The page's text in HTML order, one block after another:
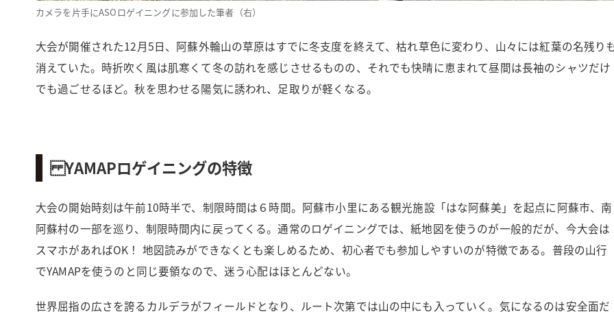
カメラを片手にASOロゲイニングに参加した筆者（右）
大会が開催された12月5日、阿蘇外輪山の草原はすでに冬支度を終えて、枯れ草色に変わり、山々には紅葉の名残り
消えていた。時折吹く風は肌寒くて冬の訪れを感じさせるものの、それでも快晴に恵まれて昼間は長袖のシャツだけ
でも過ごせるほど。秋を思わせる陽気に誘われ、足取りが軽くなる。
YAMAPロゲイニングの特徴
大会の開始時刻は午前10時半で、制限時間は６時間。阿蘇市小里にある観光施設「はな阿蘇美」を起点に阿蘇市、南
阿蘇村の一部を巡り、制限時間内に戻ってくる。通常のロゲイニングでは、紙地図を使うのが一般的だが、今大会は
スマホがあればOK！ 地図読みができなくとも楽しめるため、初心者でも参加しやすいのが特徴である。普段の山行
でYAMAPを使うのと同じ要領なので、迷う心配はほとんどない。
世界屈指の広さを誇るカルデラがフィールドとなり、ルート次第では山の中にも入っていく。気になるのは安全面だ